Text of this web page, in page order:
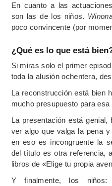
En cuanto a las
son las de los niños.
poco convincente (por
¿Qué es lo que está
Si miras solo el primer
toda la alusión ochentera,
La reconstrucción está bien
mucho presupuesto para esa
La presentación está
ver algo que valga la pena
en eso es incongruente la
del título es otra referencia,
libros de «Elige tu propia
Y finalmente, los